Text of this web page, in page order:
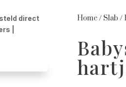
direct
|
Home/ Slab /